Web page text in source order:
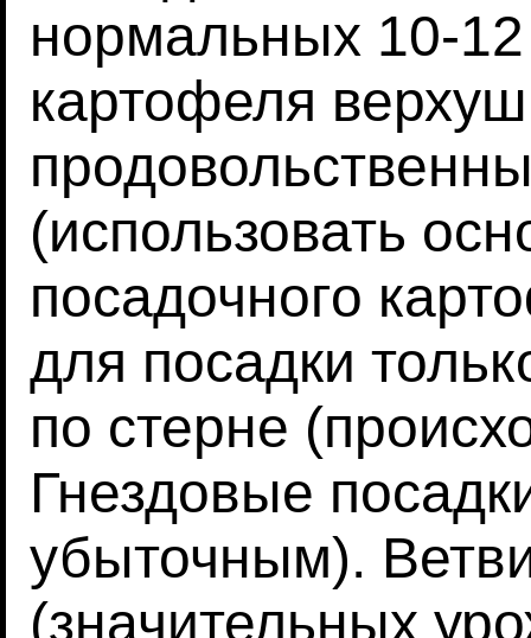
нормальных 10-
картофеля
(использовать
посадочного
для посадки
по стерне
Гнездовые
убыточным).
(значительных